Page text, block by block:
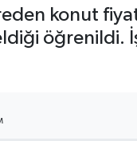
konut
öğrenildi.